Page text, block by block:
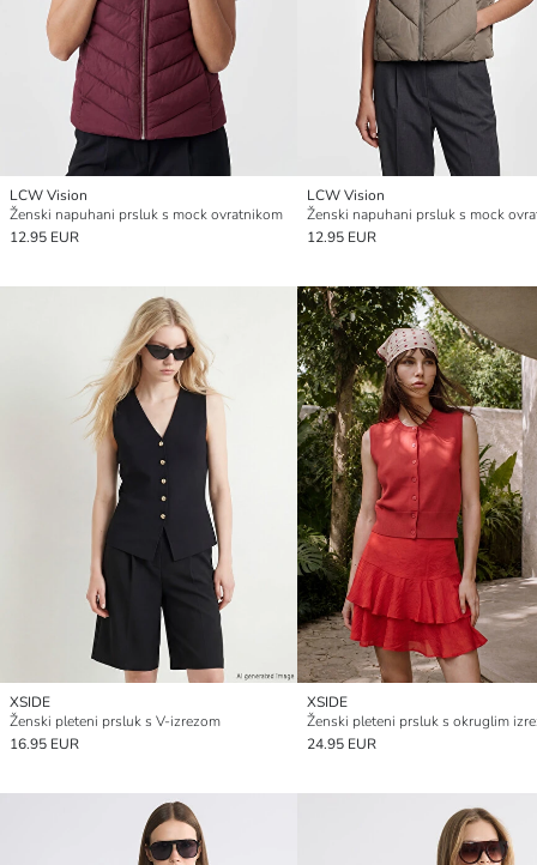
LCW Vision
Ženski napuhani prsluk s mock ovratnikom
12.95 EUR
LCW Vision
Ženski napuhani prsluk s mock
12.95 EUR
XSIDE
Ženski pleteni prsluk s V-izrezom
16.95 EUR
XSIDE
Ženski pleteni prsluk s okruglim
24.95 EUR